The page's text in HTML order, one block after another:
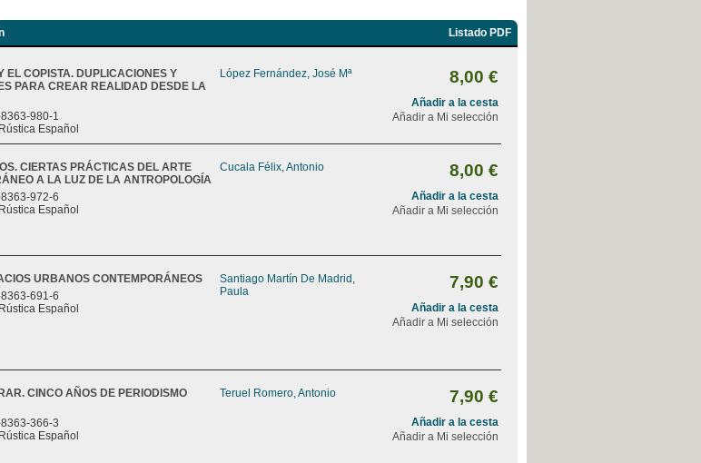
Listado PDF
EL COPISTA. DUPLICACIONES Y
PARA CREAR REALIDAD DESDE LA
980-1
Español
López Fernández, José Mª 8,00 €
Añadir a la cesta
Añadir a Mi selección
CIERTAS PRÁCTICAS DEL ARTE
A LA LUZ DE LA ANTROPOLOGÍA
972-6
Español
Cucala Félix, Antonio 8,00 €
Añadir a la cesta
Añadir a Mi selección
URBANOS CONTEMPORÁNEOS
691-6
Español
Santiago Martín De Madrid,
Paula
7,90 €
Añadir a la cesta
Añadir a Mi selección
CINCO AÑOS DE PERIODISMO
366-3
Español
Teruel Romero, Antonio 7,90 €
Añadir a la cesta
Añadir a Mi selección